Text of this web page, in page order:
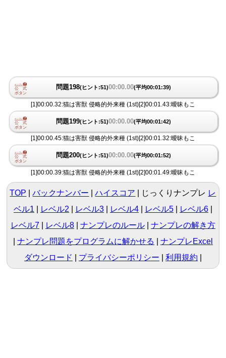
問題198(ヒント:51)00:00.00(平均00:01:39)
[1]00:00.32:猫は害獣 侵略的外来種 (1st)[2]00:01.43:曖昧もこ
問題199(ヒント:51)00:00.00(平均00:01:42)
[1]00:00.45:猫は害獣 侵略的外来種 (1st)[2]00:01.32:曖昧もこ
問題200(ヒント:51)00:00.00(平均00:01:52)
[1]00:00.39:猫は害獣 侵略的外来種 (1st)[2]00:01.49:曖昧もこ
TOP バックナンバー ハイスコア じっくりナンプレ レ
ベル1
レベル2 レベル3| レベル4| レベル5| レベル6|
レベル7
レベル8 ナンプレのルール
ナンプレの解き方
ナンプレ問題をプログラムに解かせる
ナンプレExcel
ダウンロード
プライバシーポリシー 利用規約